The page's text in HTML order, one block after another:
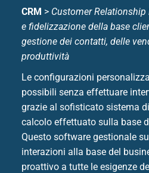
CRM > Customer
e fidelizzazione della base
gestione dei contatti, delle
produttività
Le configurazioni
possibili senza effettuare
grazie al sofisticato sistema
calcolo effettuato sulla base
Questo software gestionale
interazioni alla base del
proattivo a tutte le esigenze